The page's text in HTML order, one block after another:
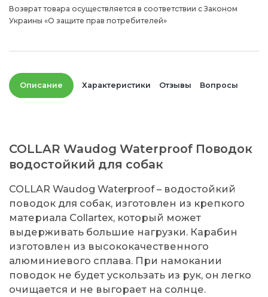
Возврат товара осуществляется в соответствии с Законом
Украины «О защите прав потребителей»
Описание Характеристики Отзывы Вопросы
COLLAR Waudog Waterproof Поводок
водостойкий для собак
COLLAR Waudog Waterproof – водостойкий
поводок для собак, изготовлен из крепкого
материала Collartex, который может
выдерживать большие нагрузки. Карабин
изготовлен из высококачественного
алюминиевого сплава. При намокании
поводок не будет ускользать из рук, он легко
очищается и не выгорает на солнце.